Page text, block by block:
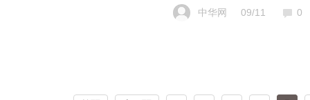
中华网 09/11 0